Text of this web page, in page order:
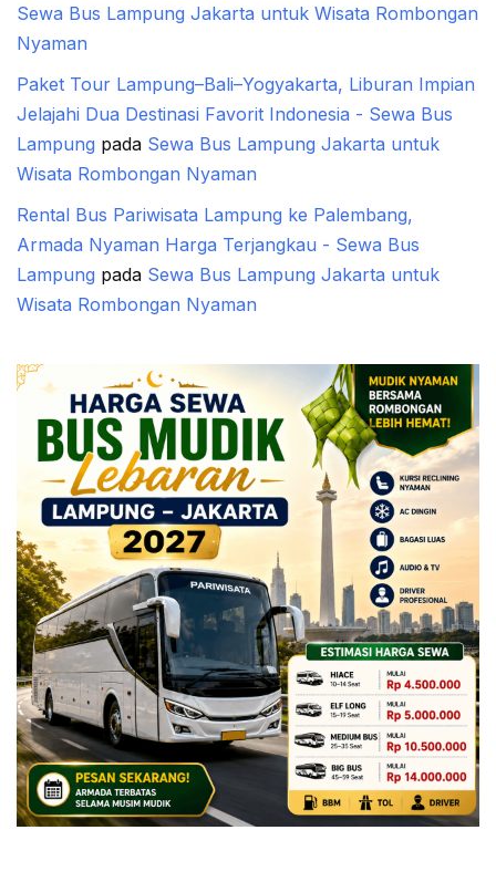
Sewa Bus Lampung Jakarta untuk Wisata Rombongan
Nyaman
Paket Tour Lampung–Bali–Yogyakarta, Liburan Impian
Jelajahi Dua Destinasi Favorit Indonesia - Sewa Bus
Lampung pada Sewa Bus Lampung Jakarta untuk
Wisata Rombongan Nyaman
Rental Bus Pariwisata Lampung ke Palembang,
Armada Nyaman Harga Terjangkau - Sewa Bus
Lampung pada Sewa Bus Lampung Jakarta untuk
Wisata Rombongan Nyaman